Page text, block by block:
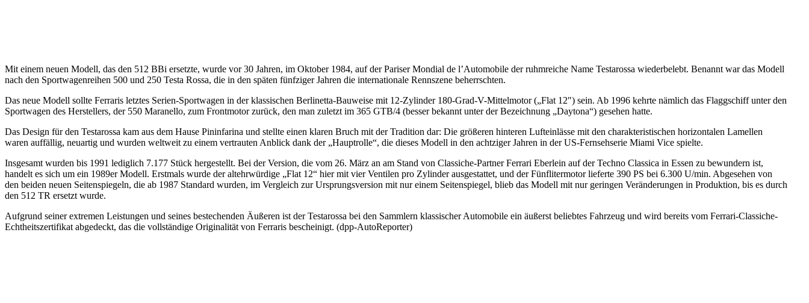
Mit einem neuen Modell, das den 512 BBi ersetzte, wurde vor 30 Jahren, im Oktober 1984, auf der Pariser Mondial de l’Automobile der ruhmreiche Name Testarossa wiederbelebt. Benannt war das Modell
nach den Sportwagenreihen 500 und 250 Testa Rossa, die in den späten fünfziger Jahren die internationale Rennszene beherrschten.
Das neue Modell sollte Ferraris letztes Serien-Sportwagen in der klassischen Berlinetta-Bauweise mit 12-Zylinder 180-Grad-V-Mittelmotor („Flat 12″) sein. Ab 1996 kehrte nämlich das Flaggschiff unter den
Sportwagen des Herstellers, der 550 Maranello, zum Frontmotor zurück, den man zuletzt im 365 GTB/4 (besser bekannt unter der Bezeichnung „Daytona“) gesehen hatte.
Das Design für den Testarossa kam aus dem Hause Pininfarina und stellte einen klaren Bruch mit der Tradition dar: Die größeren hinteren Lufteinlässe mit den charakteristischen horizontalen Lamellen
waren auffällig, neuartig und wurden weltweit zu einem vertrauten Anblick dank der „Hauptrolle“, die dieses Modell in den achtziger Jahren in der US-Fernsehserie Miami Vice spielte.
Insgesamt wurden bis 1991 lediglich 7.177 Stück hergestellt. Bei der Version, die vom 26. März an am Stand von Classiche-Partner Ferrari Eberlein auf der Techno Classica in Essen zu bewundern ist,
handelt es sich um ein 1989er Modell. Erstmals wurde der altehrwürdige „Flat 12“ hier mit vier Ventilen pro Zylinder ausgestattet, und der Fünflitermotor lieferte 390 PS bei 6.300 U/min. Abgesehen von
den beiden neuen Seitenspiegeln, die ab 1987 Standard wurden, im Vergleich zur Ursprungsversion mit nur einem Seitenspiegel, blieb das Modell mit nur geringen Veränderungen in Produktion, bis es durch
den 512 TR ersetzt wurde.
Aufgrund seiner extremen Leistungen und seines bestechenden Äußeren ist der Testarossa bei den Sammlern klassischer Automobile ein äußerst beliebtes Fahrzeug und wird bereits vom Ferrari-Classiche-
Echtheitszertifikat abgedeckt, das die vollständige Originalität von Ferraris bescheinigt. (dpp-AutoReporter)